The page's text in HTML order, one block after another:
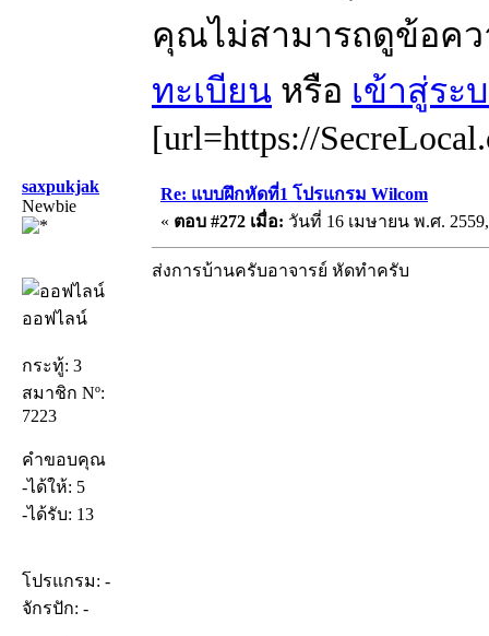
คุณไม่สามารถดูข้อค
ทะเบียน หรือ เข้าสู่ระ
[url=https://
saxpukjak
Newbie
ออฟไลน์
กระทู้: 3
สมาชิก Nº:
7223
คำขอบคุณ
-ได้ให้: 5
-ได้รับ: 13
โปรแกรม: -
จักรปัก: -
Re: แบบฝึกหัดที่1 โปรแกรม Wilcom
« ตอบ #272 เมื่อ: วันที่ 16 เมษายน พ.ศ. 2559,
ส่งการบ้านครับอาจารย์ หัดทำครับ